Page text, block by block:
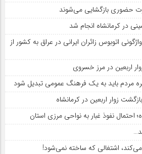
حضوری بازگشایی می‌شوند
در کرمانشاه انجام شد
واژگونی اتوبوس زائران ایرانی در عراق به کشور از
اربعین در مرز خسروی
مردم باید به یک فرهنگ عمومی تبدیل شود
زوار اربعین در کرمانشاه
احتمال نفوذ غبار به نواحی مرزی استان
می‌کند، اشتغالی که ساخته نمی‌شود!